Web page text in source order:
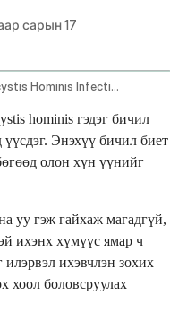
сарын 17
Blastocystis Hominis Infection
hominis гэдэг бичил
Энэхүү бичил биет
олон хүн үүнийг
уу гэж гайхаж магадгүй,
ихэнх хүмүүс ямар ч
ихэвчлэн зохих
хоол боловсруулах